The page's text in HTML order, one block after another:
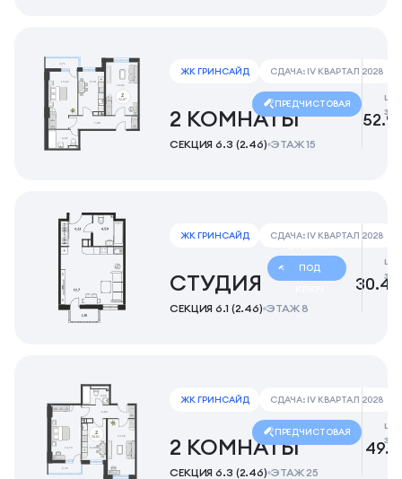
ЖК ГРИНСАЙД СДАЧА: IV КВАРТАЛ 2028
2 КОМНАТЫ
СЕКЦИЯ 6.3 (2.46) ЭТАЖ 15
ПРЕДЧИСТОВАЯ
ЖК ГРИНСАЙД СДАЧА: IV КВАРТАЛ 2028
СТУДИЯ
СЕКЦИЯ 6.1 (2.46) ЭТАЖ 8
ПОД
ЖК ГРИНСАЙД СДАЧА: IV КВАРТАЛ 2028
2 КОМНАТЫ
СЕКЦИЯ 6.3 (2.46) ЭТАЖ 25
ПРЕДЧИСТОВАЯ